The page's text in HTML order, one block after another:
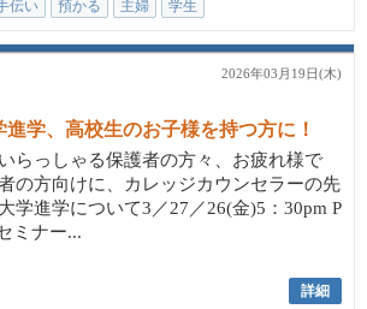
伝い 預かる 主婦 学生
2026年03月19日(木)
学、高校生のお子様を持つ方に！
らっしゃる保護者の方々、お疲れ様で
の方向けに、カレッジカウンセラーの先
学進学について3／27／26(金)5：30pm P
ミナー...
詳細